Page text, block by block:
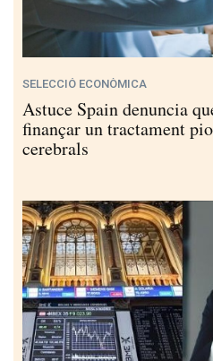
SELECCIÓ ECONÒMICA
Astuce Spain denuncia
finançar un tractament
cerebrals